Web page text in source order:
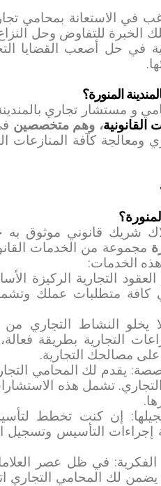
في الاستعانة بمحامي
الخبرة للتفاوض وحل
في حل أصعب القضايا
.
المنورة؟
و مستشار تجاري
، وهم متخصصين
ومعالجة كآفة المنازعات
شريك قانوني موثوق
مجموعة من الخدمات
الخدمات:
التجارية الركيزة
كافة متطلبات عملك
لا يخلو النشاط
التجارية بطريقة
مصالحك التجارية.
يقدم لك المحامي
تشمل هذه
إن كنت تخطط
إجراءات التأسيس
في ظل عصر
يضمن لك المحامي التجاري